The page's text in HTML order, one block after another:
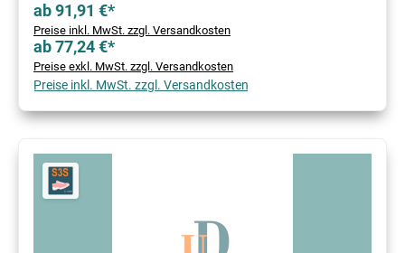
ab 91,91 €*
Preise inkl. MwSt. zzgl. Versandkosten
ab 77,24 €*
Preise exkl. MwSt. zzgl. Versandkosten
Preise inkl. MwSt. zzgl. Versandkosten